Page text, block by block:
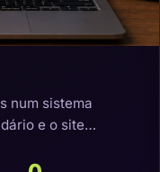
num sistema
e o site